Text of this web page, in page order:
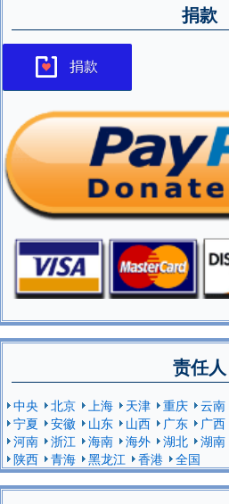
捐款
捐款
责任人
中央 北京 上海 天津 重庆 云南
宁夏
安徽 山东 山西 广东 广西
河南
浙江 海南 海外 湖北 湖南
陕西
青海 黑龙江 香港 全国